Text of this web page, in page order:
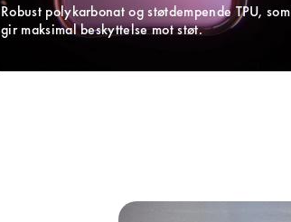
Robust polykarbonat og støtdempende TPU, som
gir maksimal beskyttelse mot støt.